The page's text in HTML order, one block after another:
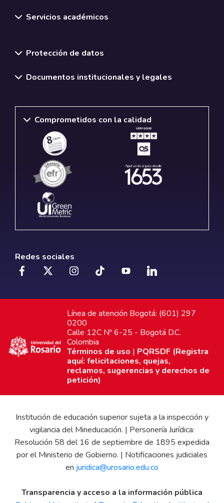
Servicios académicos
Protección de datos
Documentos institucionales y legales
Comprometidos con la calidad
Redes sociales
Línea de atención Bogotá: (601) 297
0200
Calle 12C Nº 6-25 - Bogotá D.C.
Colombia
Términos de uso | PQRSDF (Registra
aquí: felicitaciones, quejas,
reclamos, sugerencias y derechos de
petición)
Institución de educación superior sujeta a la inspección y
vigilancia del Mineducación. | Personería Jurídica:
Resolución 58 del 16 de septiembre de 1895 expedida
por el Ministerio de Gobierno. | Notificaciones judiciales
en juridica@urosario.edu.co
Transparencia y acceso a la información pública